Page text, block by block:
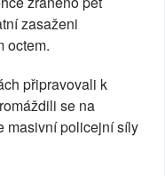
zasaženi
octem.
připravovali k
se na
masivní policejní síly